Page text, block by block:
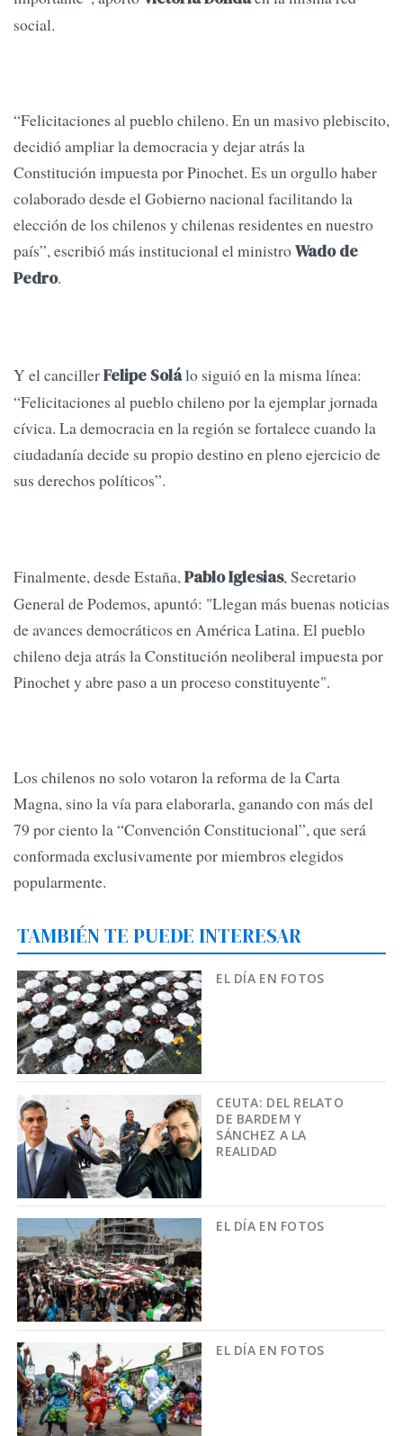
social.
“Felicitaciones al pueblo chileno. En un masivo plebiscito,
decidió ampliar la democracia y dejar atrás la
Constitución impuesta por Pinochet. Es un orgullo haber
colaborado desde el Gobierno nacional facilitando la
elección de los chilenos y chilenas residentes en nuestro
país”, escribió más institucional el ministroWado de
Pedro.
Y el cancillerFelipe Solálo siguió en la misma línea:
“Felicitaciones al pueblo chileno por la ejemplar jornada
cívica. La democracia en la región se fortalece cuando la
ciudadanía decide su propio destino en pleno ejercicio de
sus derechos políticos”.
Finalmente, desde Estaña, Pablo Iglesias, Secretario
General de Podemos, apuntó: "Llegan más buenas noticias
de avances democráticos en América Latina. El pueblo
chileno deja atrás la Constitución neoliberal impuesta por
Pinochet y abre paso a un proceso constituyente".
Los chilenos no solo votaron la reforma de la Carta
Magna, sino la vía para elaborarla, ganando con más del
79 por ciento la “Convención Constitucional”, que será
conformada exclusivamente por miembros elegidos
popularmente.
TAMBIÉN TE PUEDE INTERESAR
EL DÍA EN FOTOS
CEUTA: DEL RELATO
DE BARDEM Y
SÁNCHEZ A LA
REALIDAD
EL DÍA EN FOTOS
EL DÍA EN FOTOS